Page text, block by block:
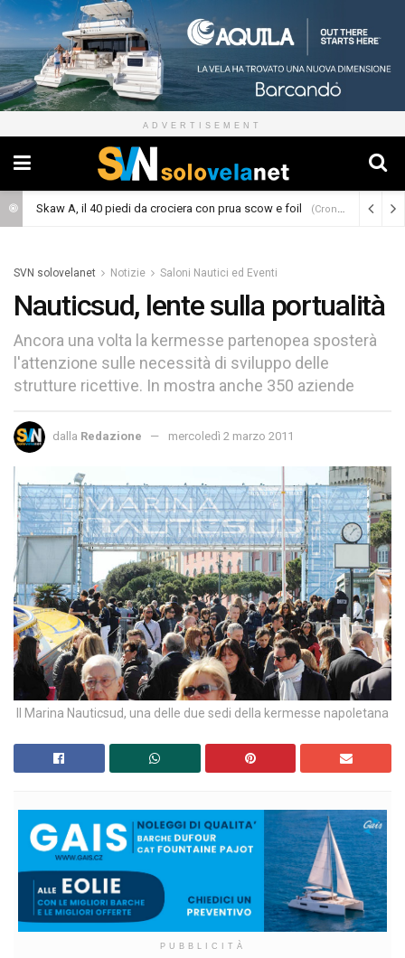
ADVERTISEMENT
Skaw A, il 40 piedi da crociera con prua scow e foil (Cronaca)
SVN solovelanet Notizie Saloni Nautici ed Eventi
Nauticsud, lente sulla portualità
Ancora una volta la kermesse partenopea sposterà
l'attenzione sulle necessità di sviluppo delle
strutture ricettive. In mostra anche 350 aziende
dalla Redazione mercoledì 2 marzo 2011
Il Marina Nauticsud, una delle due sedi della kermesse napoletana
PUBBLICITÀ